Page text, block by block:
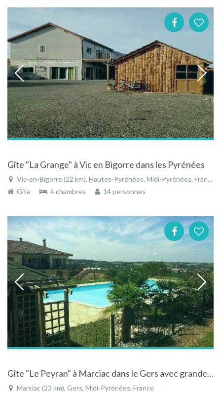
Gîte "La Grange" à Vic en Bigorre dans les Pyrénées
Vic-en-Bigorre (22 km), Hautes-Pyrénées, Midi-Pyrénées, France
Gîte
4 chambres 14 personnes
Gîte "Le Peyran" à Marciac dans le Gers avec grande piscine privée et vue sur les Pyrénées
Marciac (23 km), Gers, Midi-Pyrénées, France